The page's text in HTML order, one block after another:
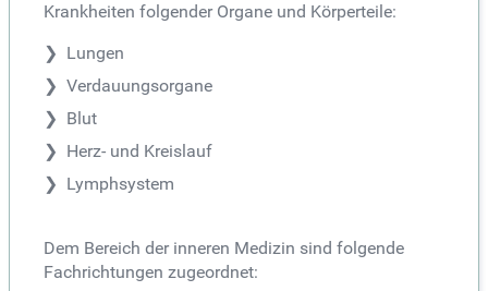
Krankheiten folgender Organe und Körperteile:
Lungen
Verdauungsorgane
Blut
Herz- und Kreislauf
Lymphsystem
Dem Bereich der inneren Medizin sind folgende
Fachrichtungen zugeordnet: